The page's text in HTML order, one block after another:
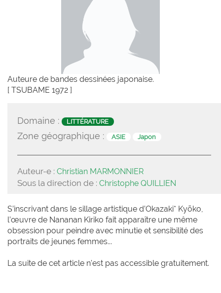
Auteure de bandes dessinées japonaise.
[ TSUBAME 1972 ]
Domaine : LITTÉRATURE
Zone géographique : ASIE Japon
Auteur-e : Christian MARMONNIER
Sous la direction de : Christophe QUILLIEN
S’inscrivant dans le sillage artistique d’Okazaki* Kyōko,
l’œuvre de Nananan Kiriko fait apparaître une même
obsession pour peindre avec minutie et sensibilité des
portraits de jeunes femmes...
La suite de cet article n'est pas accessible gratuitement.